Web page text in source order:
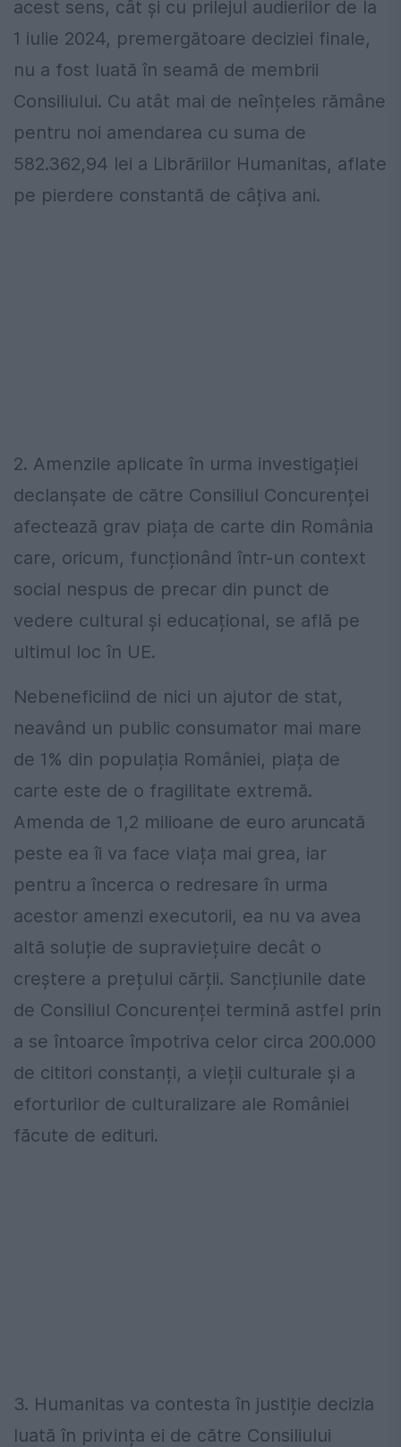
acest sens, cât și cu prilejul audierilor de la
1 iulie 2024, premergătoare deciziei finale,
nu a fost luată în seamă de membrii
Consiliului. Cu atât mai de neînțeles rămâne
pentru noi amendarea cu suma de
582.362,94 lei a Librăriilor Humanitas, aflate
pe pierdere constantă de câțiva ani.
2. Amenzile aplicate în urma investigației
declanșate de către Consiliul Concurenței
afectează grav piața de carte din România
care, oricum, funcționând într-un context
social nespus de precar din punct de
vedere cultural și educațional, se află pe
ultimul loc în UE.
Nebeneficiind de nici un ajutor de stat,
neavând un public consumator mai mare
de 1% din populația României, piața de
carte este de o fragilitate extremă.
Amenda de 1,2 milioane de euro aruncată
peste ea îi va face viața mai grea, iar
pentru a încerca o redresare în urma
acestor amenzi executorii, ea nu va avea
altă soluție de supraviețuire decât o
creștere a prețului cărții. Sancțiunile date
de Consiliul Concurenței termină astfel prin
a se întoarce împotriva celor circa 200.000
de cititori constanți, a vieții culturale și a
eforturilor de culturalizare ale României
făcute de edituri.
3. Humanitas va contesta în justiție decizia
luată în privința ei de către Consiliului